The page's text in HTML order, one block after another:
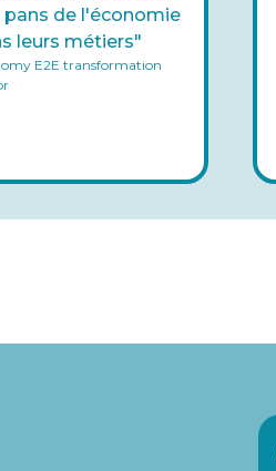
de l'économie
leurs métiers"
E2E transformation